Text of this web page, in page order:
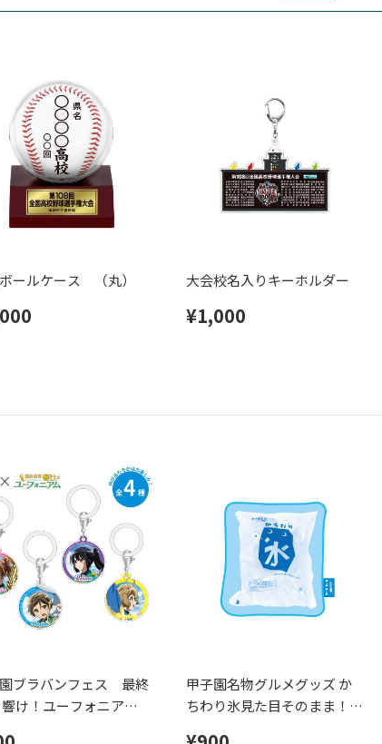
ールケース （丸） 大会校名入りキーホルダー
¥1,000
ブラバンフェス 最終
け！ユーフォニアム
甲子園名物グルメグッズ か
ちわり氷見た目そのまま！ダ